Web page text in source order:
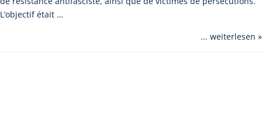
L’objectif était …
... weiterlesen »